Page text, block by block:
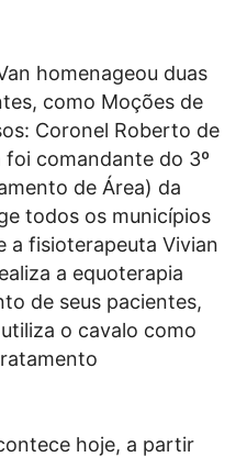
homenageou duas
como Moções de
Coronel Roberto de
foi comandante do 3º
de Área) da
todos os municípios
a fisioterapeuta Vivian
a equoterapia
de seus pacientes,
o cavalo como
hoje, a partir